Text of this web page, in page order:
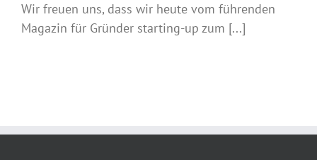
Wir freuen uns, dass wir heute vom führenden
Magazin für Gründer starting-up zum [...]